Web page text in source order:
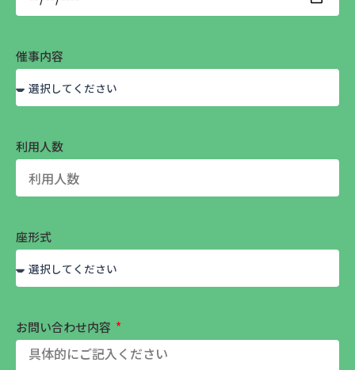
催事内容
利用人数
座形式
お問い合わせ内容